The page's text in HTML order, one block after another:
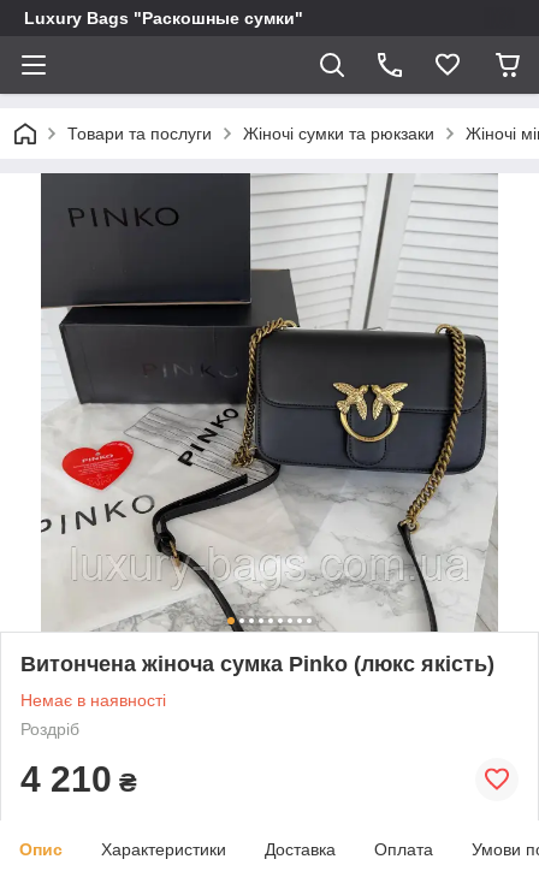
Luxury Bags "Раскошные сумки"
Товари та послуги Жіночі сумки та рюкзаки Жіночі
Витончена жіноча сумка Pinko (люкс якість)
Немає в наявності
Роздріб
4 210 ₴
Опис Характеристики Доставка Оплата Умови